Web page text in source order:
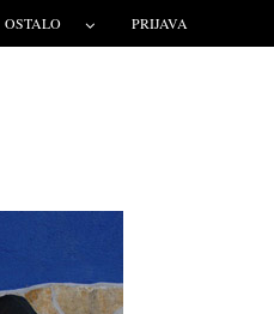
OSTALO PRIJAVA